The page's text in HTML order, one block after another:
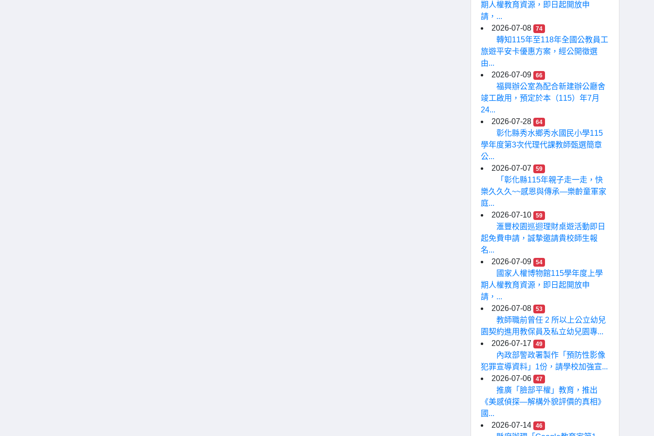
期人權教育資源，即日起開放申
請，...
2026-07-08
74
轉知115年至118年全國公教員工
旅遊平安卡優惠方案，經公開徵選
由...
2026-07-09
66
福興辦公室為配合新建辦公廳舍
竣工啟用，預定於本（115）年7月
24...
2026-07-28
64
彰化縣秀水鄉秀水國民小學115
學年度第3次代理代課教師甄選簡章
公...
2026-07-07
59
「彰化縣115年親子走一走，快
樂久久久~~感恩與傳承—樂齡童軍家
庭...
2026-07-10
59
滙豐校園巡迴理財桌遊活動即日
起免費申請，誠摯邀請貴校師生報
名...
2026-07-09
54
國家人權博物館115學年度上學
期人權教育資源，即日起開放申
請，...
2026-07-08
53
教師職前曾任 2 所以上公立幼兒
園契約進用教保員及私立幼兒園專...
2026-07-17
49
內政部警政署製作「預防性影像
犯罪宣導資料」1份，請學校加強宣...
2026-07-06
47
推廣「臉部平權」教育，推出
《美感偵探—解構外貌評價的真相》
國...
2026-07-14
46